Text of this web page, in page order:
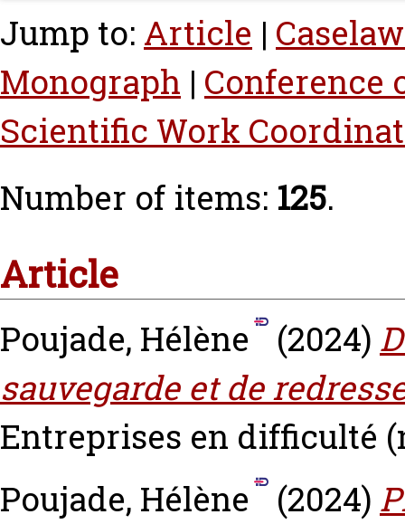
Jump to: Article |
Monograph | Conference
Scientific Work
Number of items: 125.
Article
Poujade, Hélène (2024)
sauvegarde et de
Entreprises en difficulté
Poujade, Hélène
(2024)